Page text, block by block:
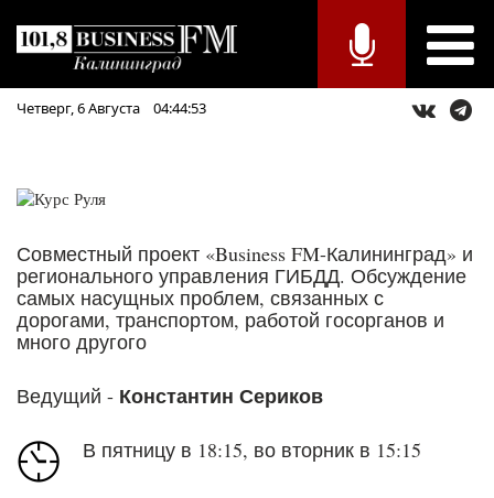
Четверг,6Августа 04:44:53
Совместный проект «Business FM-Калининград» и
регионального управления ГИБДД. Обсуждение
самых насущных проблем, связанных с
дорогами, транспортом, работой госорганов и
много другого
Ведущий - Константин Сериков
В пятницу в 18:15, во вторник в 15:15